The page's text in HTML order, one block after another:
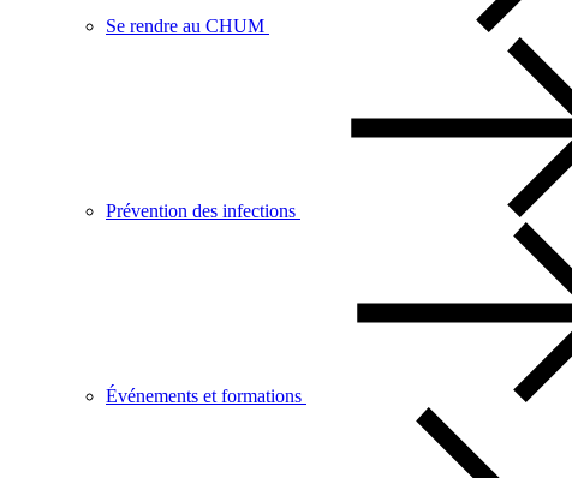
Se rendre au CHUM
Prévention des infections
Événements et formations